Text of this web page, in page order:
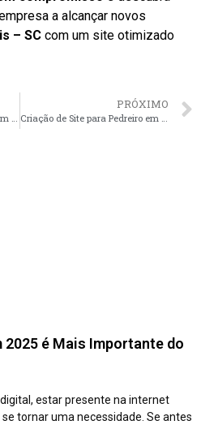
a alcançar novos
– SC com um site otimizado
Criação de Site para Pedreiro em Curitiba – PR faça seu orçamento
PRÓXIMO
Criação de Site para Pedreiro em Brasília – DF faça seu orçamento
2025 é Mais Importante do
estar presente na internet
tornar uma necessidade. Se antes